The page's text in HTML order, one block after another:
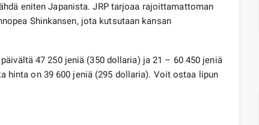
eniten Japanista. JRP tarjoaa rajoittamattoman
Shinkansen, jota kutsutaan kansan
47 250 jeniä (350 dollaria) ja 21 – 60 450 jeniä
hinta on 39 600 jeniä (295 dollaria). Voit ostaa lipun